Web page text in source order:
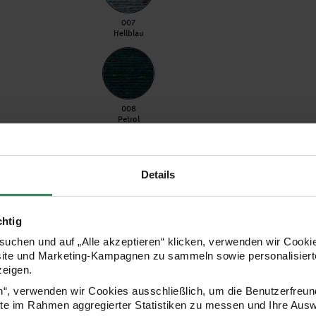
Details
und auf „Alle akzeptieren“ klicken, verwenden wir
und Marketing-Kampagnen zu sammeln sowie
verwenden wir Cookies ausschließlich, um die
im Rahmen aggregierter Statistiken zu messen und Ihre
007 Hellblau
007
Hellblau
008 Petrol
008
Petrol
012
Rosa